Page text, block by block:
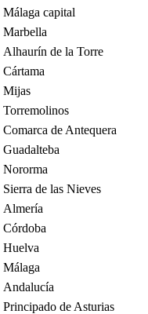
Málaga capital
Marbella
Alhaurín de la Torre
Cártama
Mijas
Torremolinos
Comarca de Antequera
Guadalteba
Nororma
Sierra de las Nieves
Almería
Córdoba
Huelva
Málaga
Andalucía
Principado de Asturias